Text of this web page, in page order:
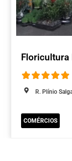
Floricultura
R. Plínio
COMÉRCIOS